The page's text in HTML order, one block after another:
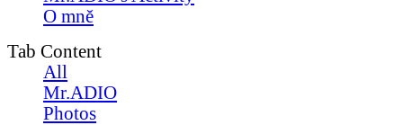
O mně
Tab Content
All
Mr.ADIO
Photos